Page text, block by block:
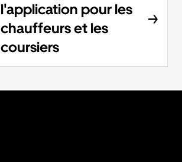
l'application pour les
chauffeurs et les
coursiers